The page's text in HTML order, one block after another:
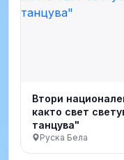
Втори
както свет
танцува"
Руска Бела